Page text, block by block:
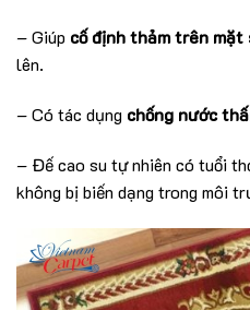
– Giúp cố định thảm trên mặt
lên.
– Có tác dụng chống nước
– Đế cao su tự nhiên có tuổi
không bị biến dạng trong môi